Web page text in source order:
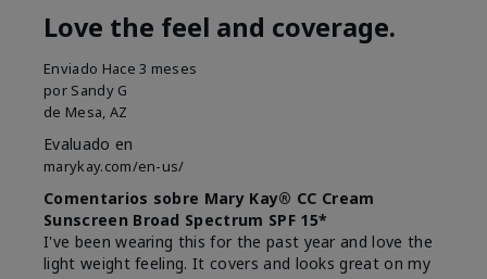
Love the feel and coverage.
Enviado Hace 3 meses
por Sandy G
de Mesa, AZ
Evaluado en
marykay.com/en-us/
Comentarios sobre Mary Kay® CC Cream
Sunscreen Broad Spectrum SPF 15*
I've been wearing this for the past year and love the
light weight feeling. It covers and looks great on my